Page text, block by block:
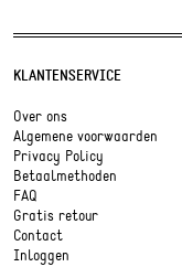
KLANTENSERVICE
Over ons
Algemene voorwaarden
Privacy Policy
Betaalmethoden
FAQ
Gratis retour
Contact
Inloggen